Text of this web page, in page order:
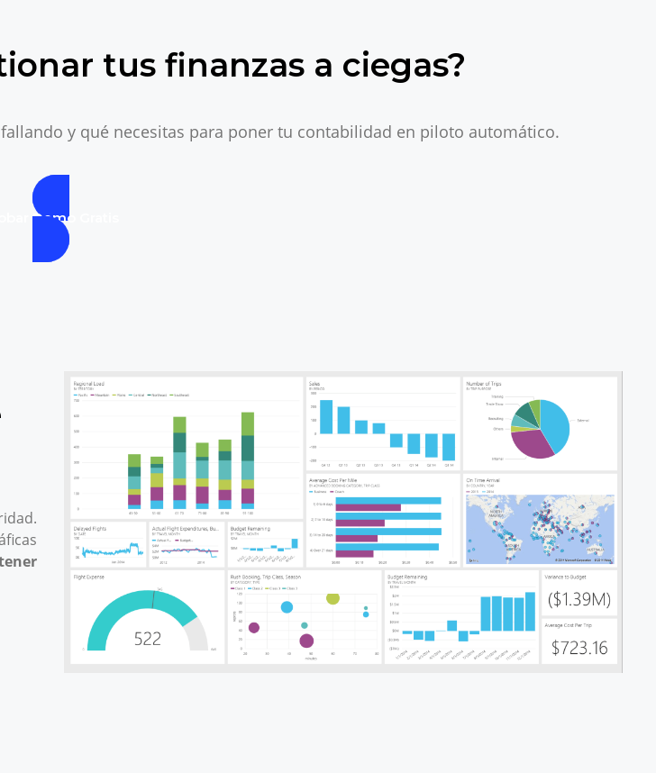
tus finanzas a ciegas?
y qué necesitas para poner tu contabilidad en piloto automático.
Demo Gratis